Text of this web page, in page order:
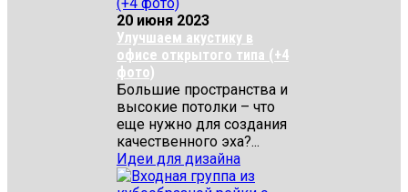
20 июня 2023
Улучшаем акустику в
офисе открытого типа (+4
фото)
Большие пространства и
высокие потолки – что
еще нужно для создания
качественного эха?...
Идеи для дизайна